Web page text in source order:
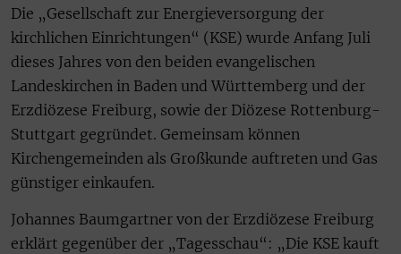
Die „Gesellschaft zur Energieversorgung der
kirchlichen Einrichtungen“ (KSE) wurde Anfang Juli
dieses Jahres von den beiden evangelischen
Landeskirchen in Baden und Württemberg und der
Erzdiözese Freiburg, sowie der Diözese Rottenburg-
Stuttgart gegründet. Gemeinsam können
Kirchengemeinden als Großkunde auftreten und Gas
günstiger einkaufen.
Johannes Baumgartner von der Erzdiözese Freiburg
erklärt gegenüber der „Tagesschau“: „Die KSE kauft